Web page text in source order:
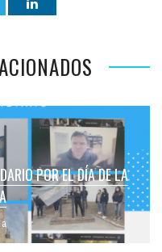
POR EL DÍA DE LA